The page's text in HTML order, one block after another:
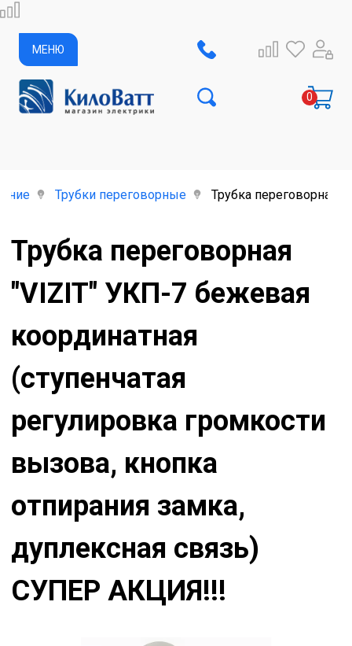
МЕНЮ
Трубки переговорные Трубка переговорная
Трубка переговорная
"VIZIT" УКП-7 бежевая
координатная
(ступенчатая
регулировка громкости
вызова, кнопка
отпирания замка,
дуплексная связь)
СУПЕР АКЦИЯ!!!